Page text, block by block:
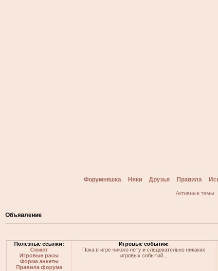
Форумняшка Няки Друзья Правила
Активные темы
Объявление
Полезные ссылки:
Сюжет
Игровые расы
Форма анкеты
Правила форума
Игровые события:
Пока в игре никого нету и следовательно никаких
игровых событий...